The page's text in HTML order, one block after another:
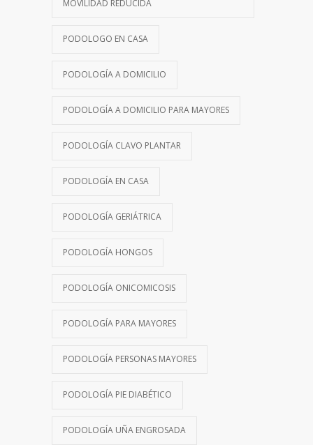
MOVILIDAD REDUCIDA
PODOLOGO EN CASA
PODOLOGÍA A DOMICILIO
PODOLOGÍA A DOMICILIO PARA MAYORES
PODOLOGÍA CLAVO PLANTAR
PODOLOGÍA EN CASA
PODOLOGÍA GERIÁTRICA
PODOLOGÍA HONGOS
PODOLOGÍA ONICOMICOSIS
PODOLOGÍA PARA MAYORES
PODOLOGÍA PERSONAS MAYORES
PODOLOGÍA PIE DIABÉTICO
PODOLOGÍA UÑA ENGROSADA